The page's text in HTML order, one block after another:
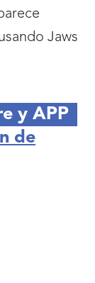
Jaws
y APP
de